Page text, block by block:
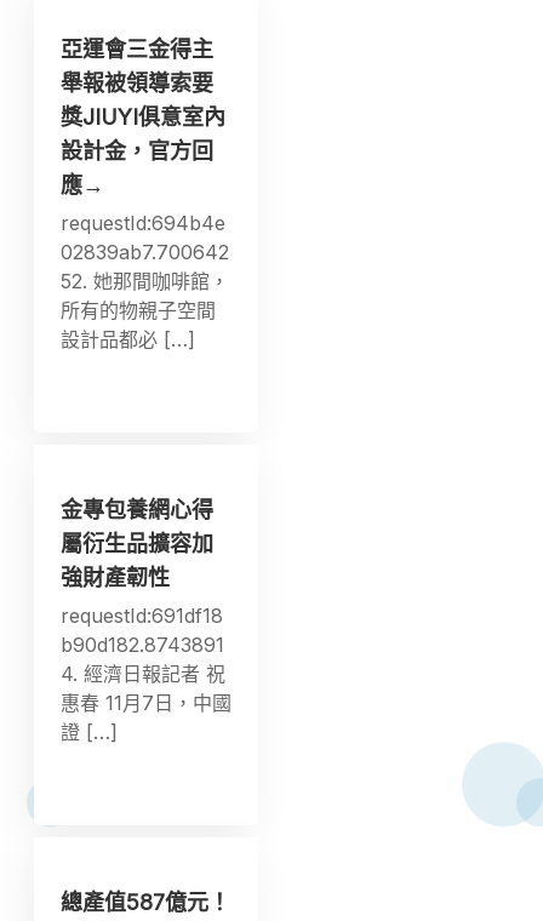
亞運會三金得主
舉報被領導索要
獎JIUYI俱意室內
設計金，官方回
應→
requestId:694b4e
02839ab7.700642
52. 她那間咖啡館，
所有的物親子空間
設計品都必 […]
金專包養網心得
屬衍生品擴容加
強財產韌性
requestId:691df18
b90d182.8743891
4. 經濟日報記者 祝
惠春 11月7日，中國
證 […]
總產值587億元！